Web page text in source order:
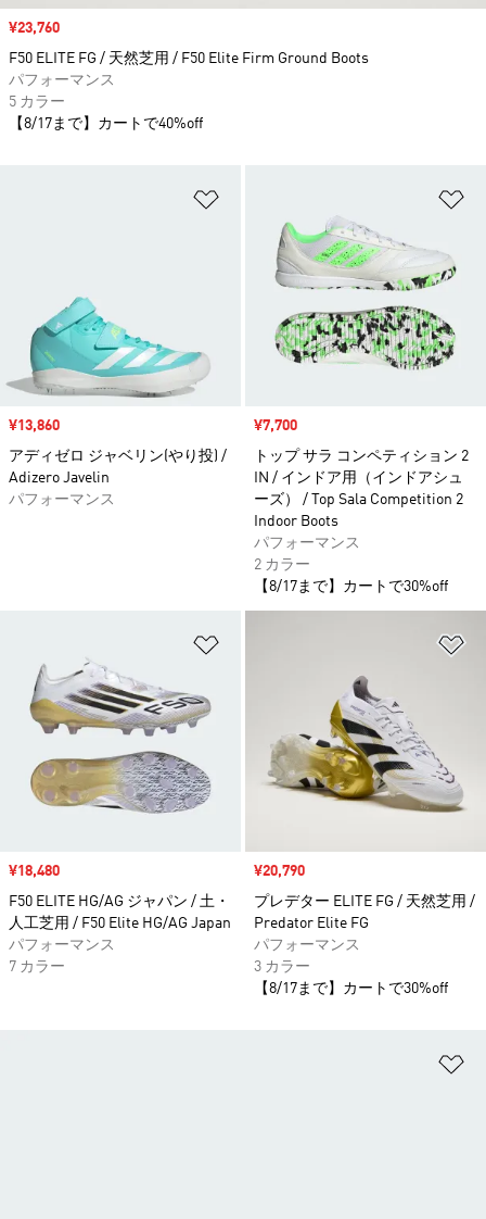
セール価格
¥13,860
アディゼロ ジャベリン(やり投) /
Adizero Javelin
パフォーマンス
セール価格
¥7,700
トップ サラ コンペティション 2
IN / インドア用（インドアシュ
ーズ） / Top Sala Competition 2
Indoor Boots
パフォーマンス
2 カラー
【8/17まで】カートで30%off
セール価格
¥18,480
F50 ELITE HG/AG ジャパン / 土・
人工芝用 / F50 Elite HG/AG Japan
パフォーマンス
7 カラー
セール価格
¥20,790
プレデター ELITE FG / 天然芝用 /
Predator Elite FG
パフォーマンス
3 カラー
【8/17まで】カートで30%off
セール価格
¥23,760
F50 ELITE FG / 天然芝用 / F50 Elite Firm Ground Boots
パフォーマンス
5 カラー
【8/17まで】カートで40%off